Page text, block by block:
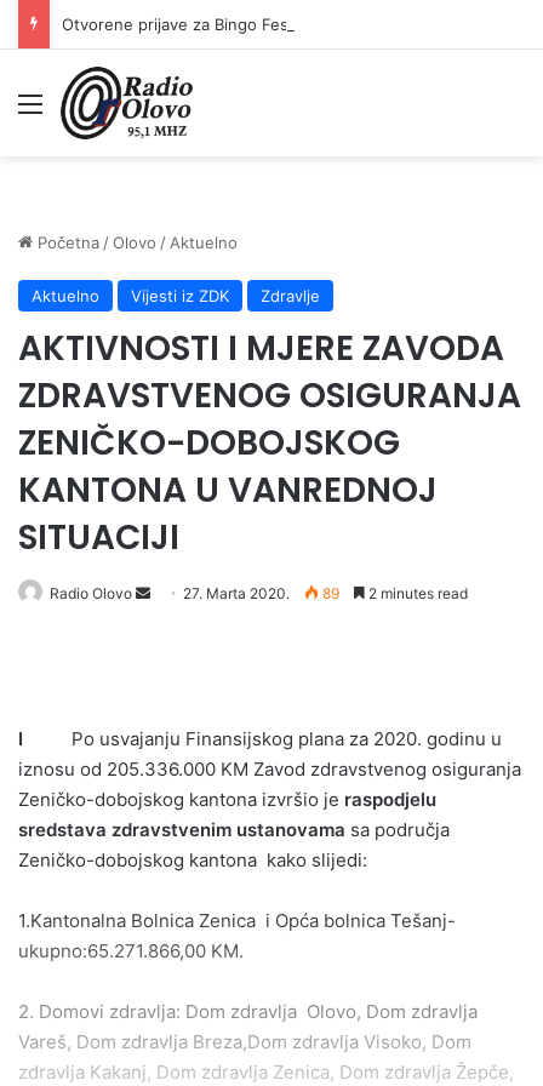
Meni
Početna /Olovo / Aktuelno
Aktuelno Vijesti iz ZDK Zdravlje
AKTIVNOSTI I MJERE ZAVODA
ZDRAVSTVENOG OSIGURANJA
ZENIČKO-DOBOJSKOG
KANTONA U VANREDNOJ
SITUACIJI
Radio Olovo
Send 27. Marta 2020. 89 2 minutes read
I Po usvajanju Finansijskog plana za 2020. godinu u
iznosu od 205.336.000 KM Zavod zdravstvenog osiguranja
Zeničko-dobojskog kantona izvršio je raspodjelu
sredstava zdravstvenim ustanovama sa područja
Zeničko-dobojskog kantona kako slijedi:
1.Kantonalna Bolnica Zenica i Opća bolnica Tešanj-
ukupno:65.271.866,00 KM.
2. Domovi zdravlja: Dom zdravlja Olovo, Dom zdravlja
Vareš, Dom zdravlja Breza,Dom zdravlja Visoko, Dom
zdravlja Kakanj, Dom zdravlja Zenica, Dom zdravlja Žepče,